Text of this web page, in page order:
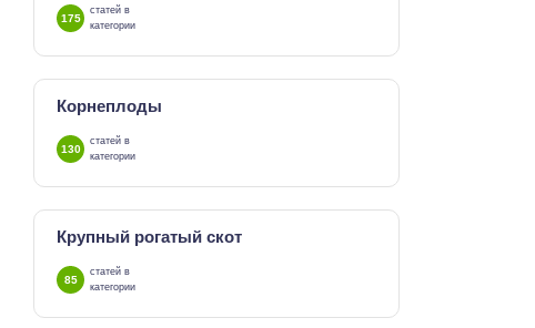
175
статей в
категории
Корнеплоды
130
статей в
категории
Крупный рогатый скот
85
статей в
категории